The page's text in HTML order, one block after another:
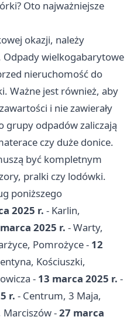
Oto najważniejsze
okazji, należy
Odpady wielkogabarytowe
nieruchomość do
Ważne jest również, aby
i nie zawierały
grupy odpadów zaliczają
czy duże donice.
być kompletnym
pralki czy lodówki.
poniższego
2025 r. - Karlin,
2025 r. - Warty,
Pomrożyce - 12
Kościuszki,
- 13 marca 2025 r. -
r. - Centrum, 3 Maja,
Marciszów -27 marca